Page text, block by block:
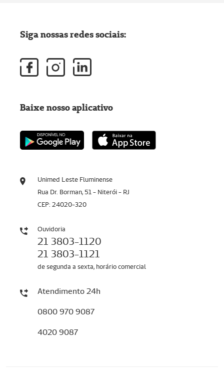
Unimed Leste Fluminense
Rua Dr. Borman, 51 - Niterói - RJ
CEP: 24020-320
Ouvidoria
21 3803-1120
21 3803-1121
de segunda a sexta, horário comercial
Atendimento 24h
0800 970 9087
4020 9087
Siga nossas redes sociais:
Baixe nosso aplicativo